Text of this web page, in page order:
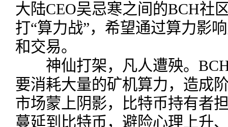
大陆CEO吴忌寒之间的BCH社
打“算力战”，希望通过算力影
和交易。
神仙打架，凡人遭殃。
要消耗大量的矿机算力，造成
市场蒙上阴影，比特币持有者
蔓延到比特币，避险心理上升